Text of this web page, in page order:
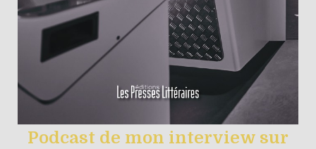
Podcast de mon interview sur